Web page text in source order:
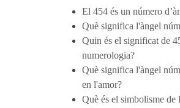
El 454 és un número
Què significa l'àngel
Quin és el significat de
numerologia?
Què significa l'àngel
en l'amor?
Què és el simbolisme de